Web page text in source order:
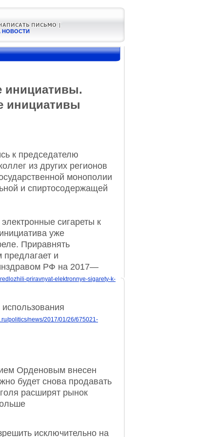
НОВОСТИ
инициативы.
инициативы
к председателю
из других регионов
монополии
и спиртосодержащей
сигареты к
уже
Приравнять
предлагает и
РФ на 2017—
priravnyat-elektronnye-sigarety-k-
politics/news/2017/01/26/675021-
Орденовым внесен
будет снова продавать
расширят рынок
исключительно на